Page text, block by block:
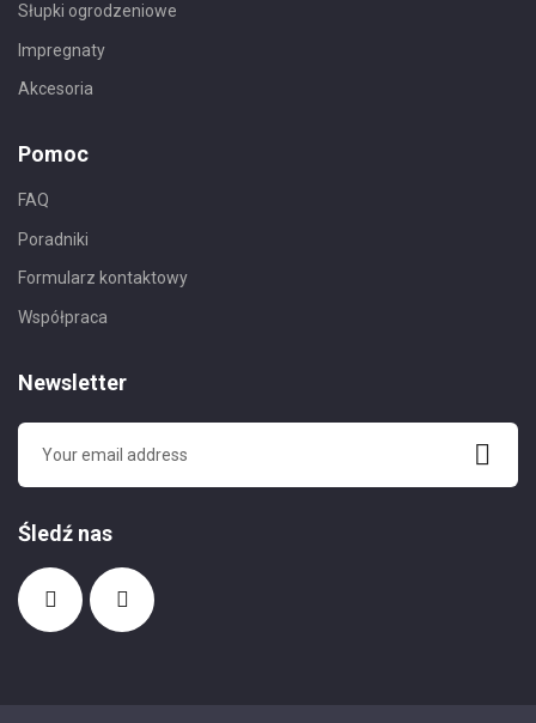
Słupki ogrodzeniowe
Impregnaty
Akcesoria
Pomoc
FAQ
Poradniki
Formularz kontaktowy
Współpraca
Newsletter
Śledź nas